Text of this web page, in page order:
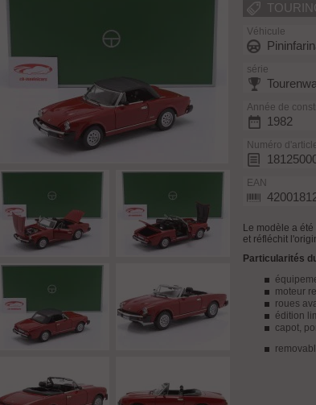
Véhicule
série
Année de
1982
Numéro
EAN
Le modèle a
et réfléchit
Particularités
moteur
roues
édition
capot,